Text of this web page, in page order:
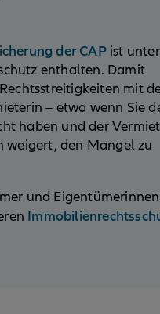
der CAPist unter
enthalten. Damit
mit
– etwa wenn Sie
haben und der
weigert, den Mangel zu
und